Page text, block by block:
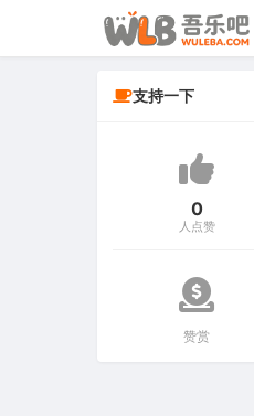
支持一下
0
人点赞
赞赏